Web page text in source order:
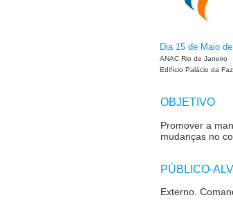
Dia 15 de Maio
ANAC Rio de Janeiro
Edifício Palácio da
OBJETIVO
Promover a
mudanças no
PÚBLICO-
Externo.